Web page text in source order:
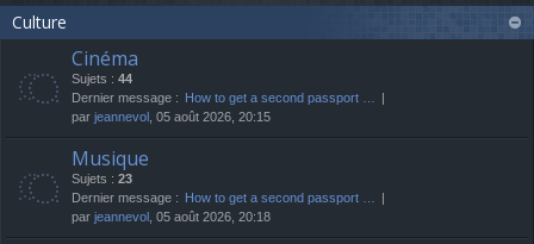
Culture
Cinéma
Sujets : 44
Dernier message : How to get a second passport …
par jeannevol , 05 août 2026, 20:15
Musique
Sujets : 23
Dernier message : How to get a second passport …
par jeannevol , 05 août 2026, 20:18